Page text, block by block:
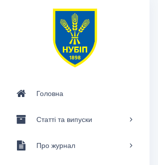
Головна
Статті та випуски
Про журнал